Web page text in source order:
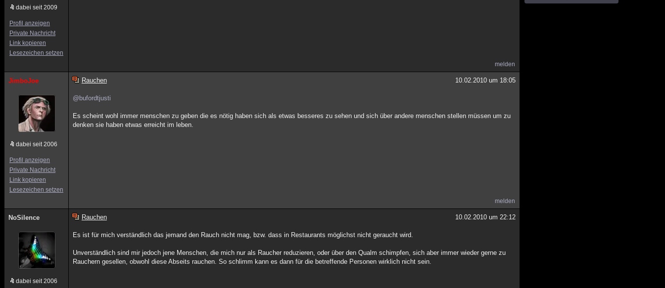
dabei seit 2009
Profil anzeigen
Private Nachricht
Link kopieren
Lesezeichen setzen
melden
JimboJoe
dabei seit 2006
Profil anzeigen
Private Nachricht
Link kopieren
Lesezeichen setzen
Rauchen 10.02.2010 um 18:05
@bufordtjusti
Es scheint wohl immer menschen zu geben die es nötig haben sich als etwas besseres zu sehen und sich über andere menschen stellen müssen um zu
denken sie haben etwas erreicht im leben.
melden
NoSilence
dabei seit 2006
Rauchen 10.02.2010 um 22:12
Es ist für mich verständlich das jemand den Rauch nicht mag, bzw. dass in Restaurants möglichst nicht geraucht wird.
Unverständlich sind mir jedoch jene Menschen, die mich nur als Raucher reduzieren, oder über den Qualm schimpfen, sich aber immer wieder gerne zu
Rauchern gesellen, obwohl diese Abseits rauchen. So schlimm kann es dann für die betreffende Personen wirklich nicht sein.